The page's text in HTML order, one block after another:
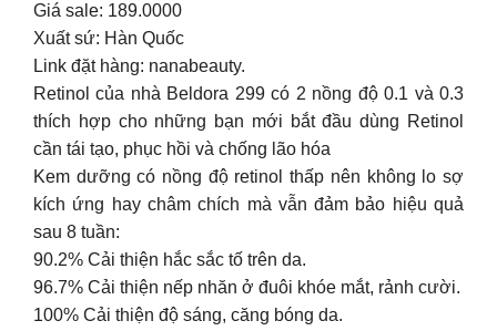
Giá sale: 189.0000
Xuất sứ: Hàn Quốc
Link đặt hàng: nanabeauty.
Retinol của nhà Beldora 299 có 2 nồng độ 0.1 và 0.3
thích hợp cho những bạn mới bắt đầu dùng Retinol
cần tái tạo, phục hồi và chống lão hóa
Kem dưỡng có nồng độ retinol thấp nên không lo sợ
kích ứng hay châm chích mà vẫn đảm bảo hiệu quả
sau 8 tuần:
90.2% Cải thiện hắc sắc tố trên da.
96.7% Cải thiện nếp nhăn ở đuôi khóe mắt, rảnh cười.
100% Cải thiện độ sáng, căng bóng da.